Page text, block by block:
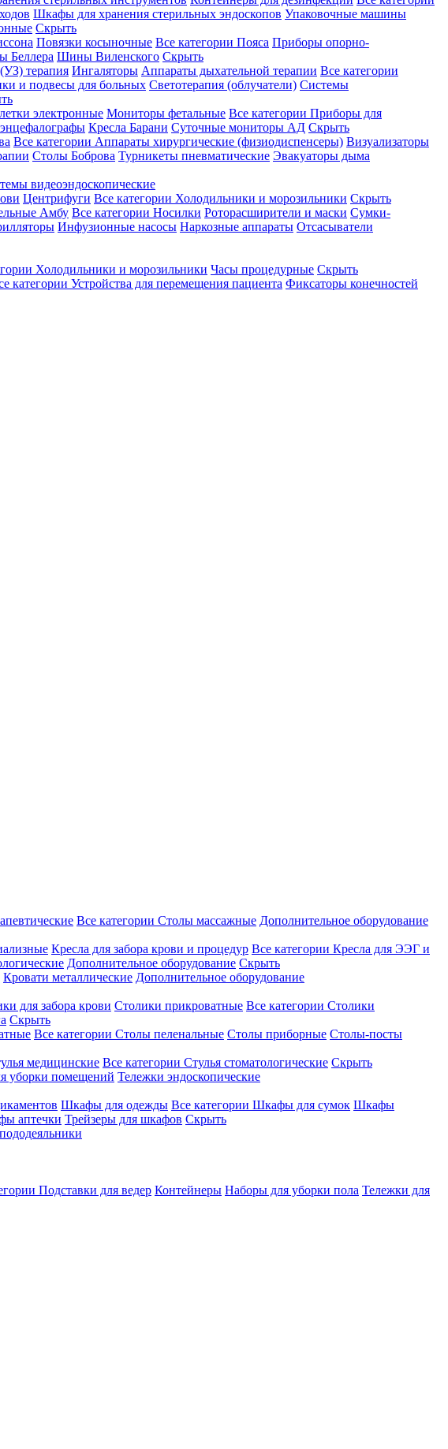
Шкафы для хранения стерильных эндоскопов Упаковочные машины
Скрыть
Повязки косыночные Все категории Пояса Приборы опорно-
Беллера Шины Виленского Скрыть
(УЗ) терапия Ингаляторы Аппараты дыхательной терапии Все категории
и подвесы для больных Светотерапия (облучатели) Системы
электронные Мониторы фетальные Все категории Приборы для
Кресла Барани Суточные мониторы АД Скрыть
Все категории Аппараты хирургические (физиодиспенсеры) Визуализаторы
Столы Боброва Турникеты пневматические Эвакуаторы дыма
видеоэндоскопические
Центрифуги Все категории Холодильники и морозильники Скрыть
Амбу Все категории Носилки Роторасширители и маски Сумки-
Инфузионные насосы Наркозные аппараты Отсасыватели
Холодильники и морозильники Часы процедурные Скрыть
категории Устройства для перемещения пациента Фиксаторы конечностей
Все категории Столы массажные Дополнительное оборудование
Кресла для забора крови и процедур Все категории Кресла для ЭЭГ и
Дополнительное оборудование Скрыть
Кровати металлические Дополнительное оборудование
для забора крови Столики прикроватные Все категории Столики
Скрыть
Все категории Столы пеленальные Столы приборные Столы-посты
медицинские Все категории Стулья стоматологические Скрыть
уборки помещений Тележки эндоскопические
Шкафы для одежды Все категории Шкафы для сумок Шкафы
аптечки Трейзеры для шкафов Скрыть
Подставки для ведер Контейнеры Наборы для уборки пола Тележки для